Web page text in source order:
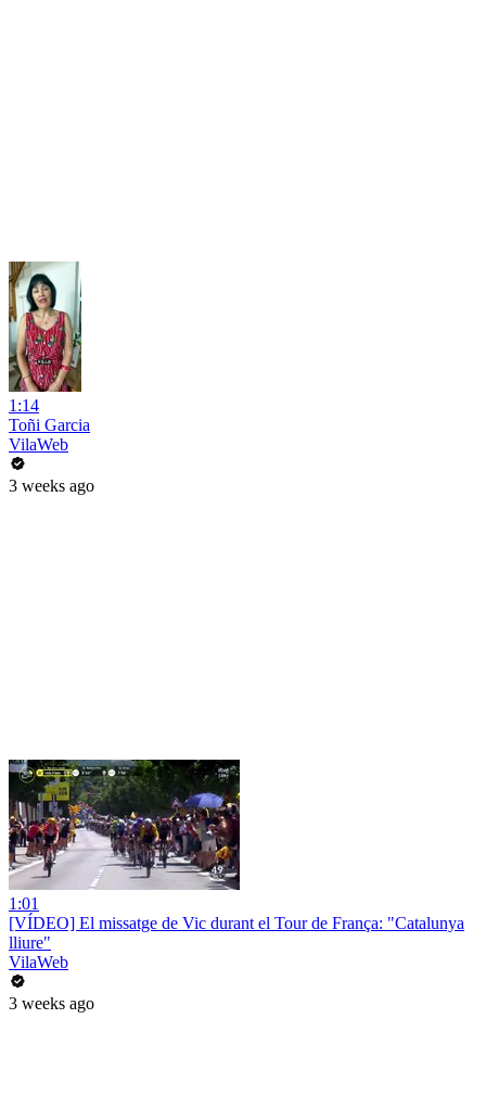
1:14
Toñi Garcia
VilaWeb
3 weeks ago
1:01
[VÍDEO] El missatge de Vic durant el Tour de França: "Catalunya
lliure"
VilaWeb
3 weeks ago